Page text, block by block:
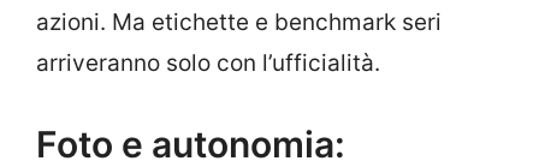
azioni. Ma etichette e benchmark seri
arriveranno solo con l’ufficialità.
Foto e autonomia: